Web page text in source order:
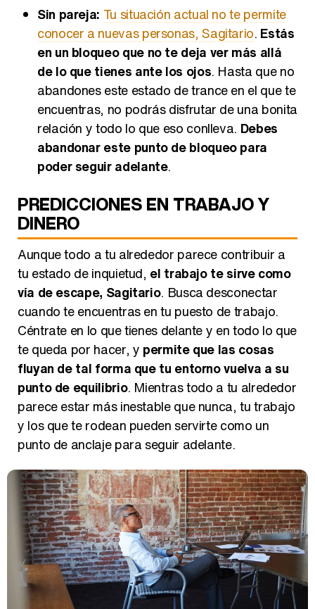
Sin pareja: Tu situación actual no te permite
conocer a nuevas personas, Sagitario. Estás
en un bloqueo que no te deja ver más allá
de lo que tienes ante los ojos. Hasta que no
abandones este estado de trance en el que te
encuentras, no podrás disfrutar de una bonita
relación y todo lo que eso conlleva. Debes
abandonar este punto de bloqueo para
poder seguir adelante.
PREDICCIONES EN TRABAJO Y
DINERO
Aunque todo a tu alrededor parece contribuir a
tu estado de inquietud, el trabajo te sirve como
vía de escape, Sagitario. Busca desconectar
cuando te encuentras en tu puesto de trabajo.
Céntrate en lo que tienes delante y en todo lo que
te queda por hacer, y permite que las cosas
fluyan de tal forma que tu entorno vuelva a su
punto de equilibrio. Mientras todo a tu alrededor
parece estar más inestable que nunca, tu trabajo
y los que te rodean pueden servirte como un
punto de anclaje para seguir adelante.